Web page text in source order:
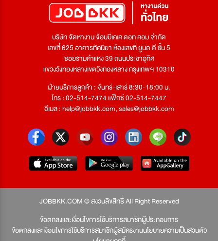
บริษัท จัดหางาน จ๊อบบีเคเค ดอท คอม จำกัด
เลขที่ 625 อาคารทัศนียา ห้องเลขที่ ยูนิต ดี ชั้น 5
ซอยรามคำแหง 39 ถนนประชาอุทิศ
แขวงวังทองหลางเขตวังทองหลาง กรุงเทพฯ 10310
ฝ่ายบริการลูกค้า : จันทร์-เสาร์ 8:30-18:00 น.
โทร : 02-514-7474 แฟ็กซ์ 02-514-7447
อีเมล :help@jobbkk.com,sales@jobbkk.com
JOBBKK.COM © สงวนลิขสิทธิ์ All Right Reserved
ข้อตกลงและเงื่อนไขการใช้บริการสมาชิกผู้ประกอบการ
ข้อตกลงและเงื่อนไขการใช้บริการสมาชิกผู้สมัครงานนโยบายความเป็นส่วนตัว